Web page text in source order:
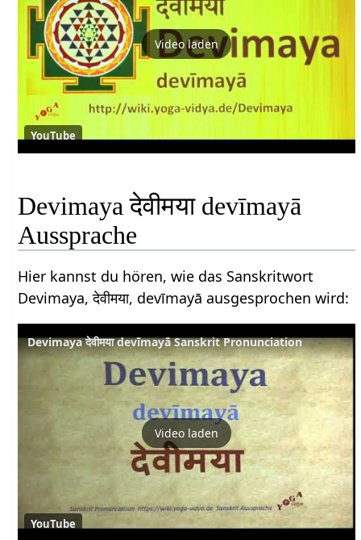
Video laden
YouTube
Devimaya देवीमया devīmayā
Aussprache
Hier kannst du hören, wie das Sanskritwort
Devimaya, देवीमया, devīmayā ausgesprochen wird:
Devimaya देवीमया devīmayā Sanskrit Pronunciation
Video laden
YouTube